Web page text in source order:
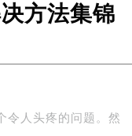
方法集锦
令人头疼的问题。然